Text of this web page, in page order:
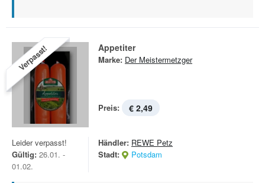
Verpasst! Appetiter
Marke: Der Meistermetzger
Preis: € 2,49
Leider verpasst!
Gültig: 26.01. -
01.02.
Händler: REWE Petz
Stadt:
Potsdam